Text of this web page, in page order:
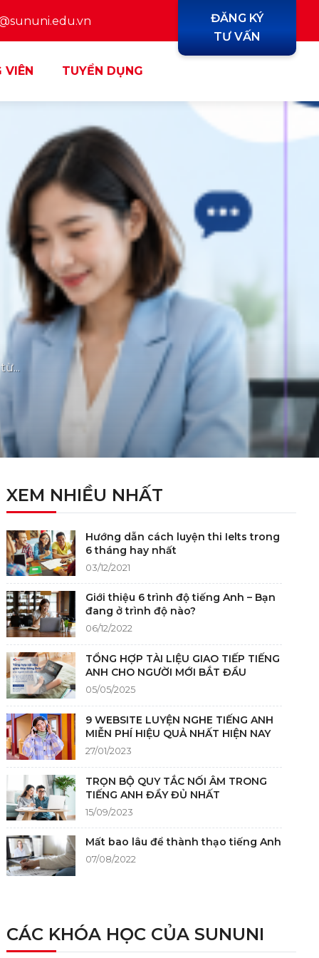
ĐĂNG KÝ
TƯ VẤN
VIÊN TUYỂN DỤNG
XEM NHIỀU NHẤT
Hướng dẫn cách luyện thi Ielts trong
6 tháng hay nhất
03/12/2021
Giới thiệu 6 trình độ tiếng Anh – Bạn
đang ở trình độ nào?
06/12/2022
TỔNG HỢP TÀI LIỆU GIAO TIẾP TIẾNG
ANH CHO NGƯỜI MỚI BẮT ĐẦU
05/05/2025
9 WEBSITE LUYỆN NGHE TIẾNG ANH
MIỄN PHÍ HIỆU QUẢ NHẤT HIỆN NAY
27/01/2023
TRỌN BỘ QUY TẮC NỐI ÂM TRONG
TIẾNG ANH ĐẦY ĐỦ NHẤT
15/09/2023
Mất bao lâu để thành thạo tiếng Anh
07/08/2022
CÁC KHÓA HỌC CỦA SUNUNI